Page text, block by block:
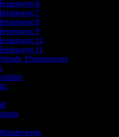
6
7
8
9
10
11
Themenwege